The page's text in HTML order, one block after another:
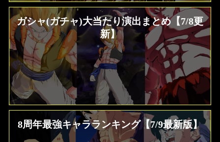
ガシャ(ガチャ)大当たり演出まとめ【7/8更
新】
8周年最強キャラランキング【7/9最新版】